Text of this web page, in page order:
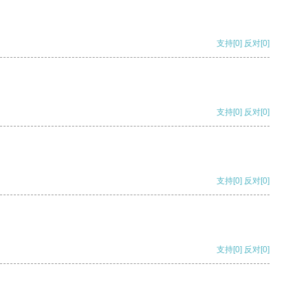
支持[0] 反对[0]
支持[0] 反对[0]
支持[0] 反对[0]
支持[0] 反对[0]